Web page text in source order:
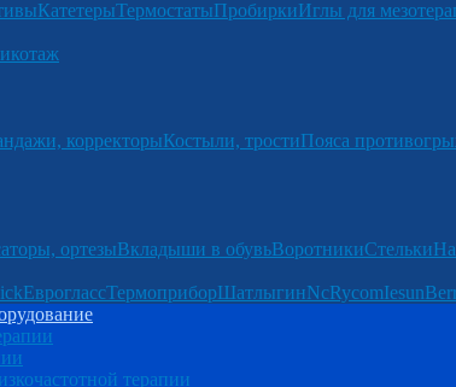
КатетерыТермостатыПробиркиИглы для
корректорыКостыли, тростиПояса
ортезыВкладыши в обувьВоротникиСтельки
ЕвроглассТермоприборШатлыгинNcRycomIesun
терапии